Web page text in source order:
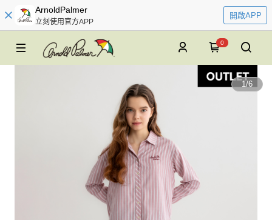
ArnoldPalmer
立刻使用官方APP
開啟APP
0
1/6